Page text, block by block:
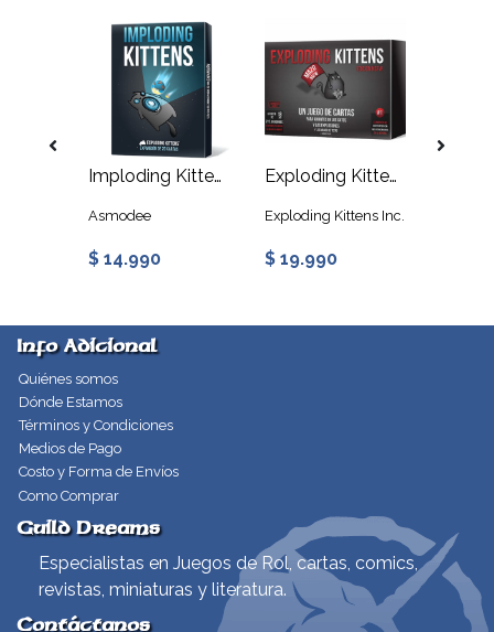
Imploding Kittens - Exploding Kittens
Asmodee
$ 14.990
Exploding Kittens NSFW
Exploding Kittens Inc.
$ 19.990
Info Adicional
Quiénes somos
Dónde Estamos
Términos y Condiciones
Medios de Pago
Costo y Forma de Envíos
Como Comprar
Guild Dreams
Especialistas en Juegos de Rol, cartas, comics,
revistas, miniaturas y literatura.
Contáctanos